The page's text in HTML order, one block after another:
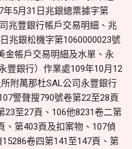
5月31日兆銀總票據字第
兆豐銀行帳戶交易明細、兆
兆銀松機字第1060000023號
金帳戶交易明細及水單、永
豐銀行）作業處109年10月12
附萬那杜SAL公司永豐銀行
警聲搜790號卷第22至28頁
23至27頁、106他8231卷二第
、第403頁及扣案物、107偵
卷四第141至147頁、第